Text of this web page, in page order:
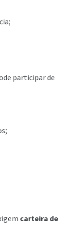
participar de
carteira de